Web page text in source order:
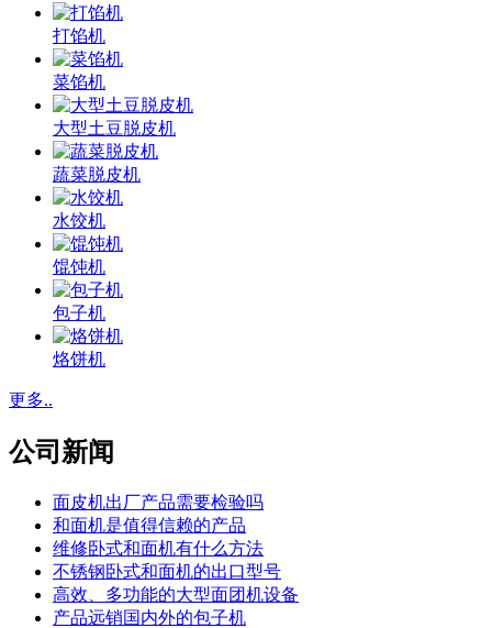
打馅机
菜馅机
大型土豆脱皮机
蔬菜脱皮机
水饺机
馄饨机
包子机
烙饼机
更多..
公司新闻
面皮机出厂产品需要检验吗
和面机是值得信赖的产品
维修卧式和面机有什么方法
不锈钢卧式和面机的出口型号
高效、多功能的大型面团机设备
产品远销国内外的包子机